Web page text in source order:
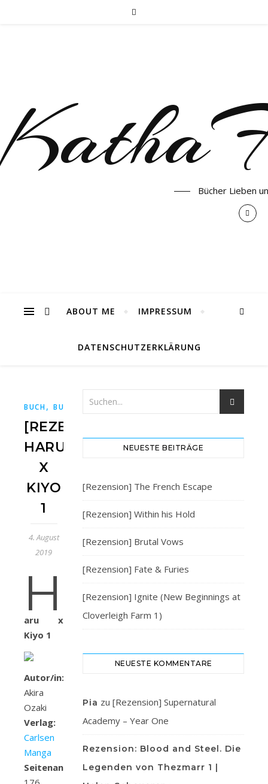
Bücher Lieben
ABOUT ME IMPRESSUM
DATENSCHUTZERKLÄRUNG
BUCH, BUCHBLOG, BÜCHER CARLSEN
[REZENSION]
HARU
X
KIYO
1
4. August
2019
H
aru x
Kiyo 1
Autor/in:
Akira
Ozaki
Verlag:
Carlsen
Manga
Seitenanzahl:
NEUESTE BEITRÄGE
[Rezension] The French Escape
[Rezension] Within his Hold
[Rezension] Brutal Vows
[Rezension] Fate & Furies
[Rezension] Ignite (New Beginnings at
Cloverleigh Farm 1)
NEUESTE KOMMENTARE
Pia zu [Rezension] Supernatural
Academy – Year One
Rezension: Blood and Steel. Die
Legenden von Thezmarr 1 |